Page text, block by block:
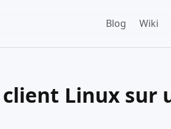
Blog Wiki
Linux sur